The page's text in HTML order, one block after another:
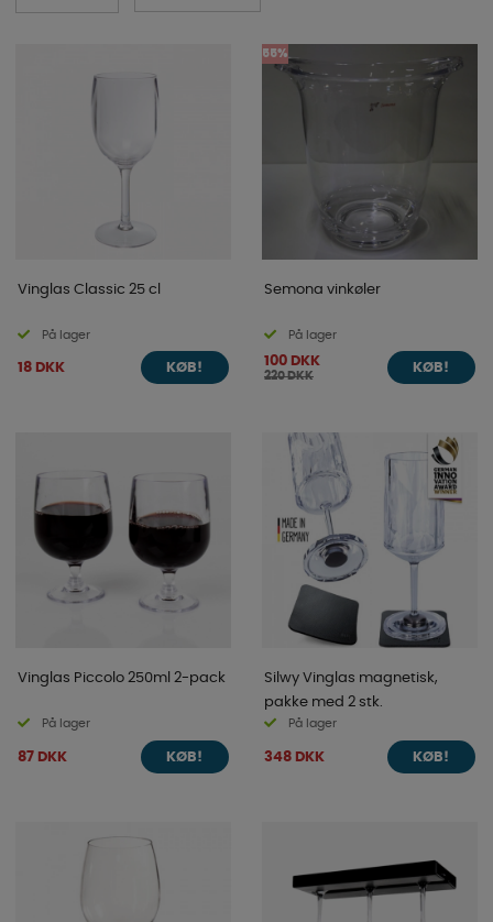
Vinglas Classic 25 cl
På lager
18 DKK KØB!
55%
Semona vinkøler
På lager
100 DKK
220 DKK
KØB!
Vinglas Piccolo 250ml 2-pack
På lager
87 DKK KØB!
Silwy Vinglas magnetisk,
pakke med 2 stk.
På lager
348 DKK KØB!